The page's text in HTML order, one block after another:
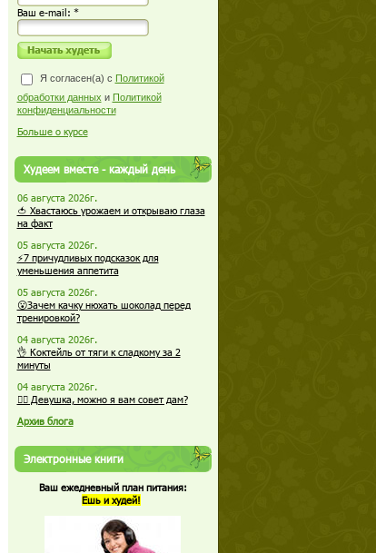
Ваш е-mail: *
Я согласен(а) с Политикой
обработки данных и Политикой
конфиденциальности
Больше о курсе
Худеем вместе - каждый день
06 августа 2026г.
🍅 Хвастаюсь урожаем и открываю глаза
на факт
05 августа 2026г.
⚡7 причудливых подсказок для
уменьшения аппетита
05 августа 2026г.
😮Зачем качку нюхать шоколад перед
тренировкой?
04 августа 2026г.
👌 Коктейль от тяги к сладкому за 2
минуты
04 августа 2026г.
🏋️‍♀️ Девушка, можно я вам совет дам?
Архив блога
Электронные книги
Ваш ежедневный план питания:
Ешь и худей!